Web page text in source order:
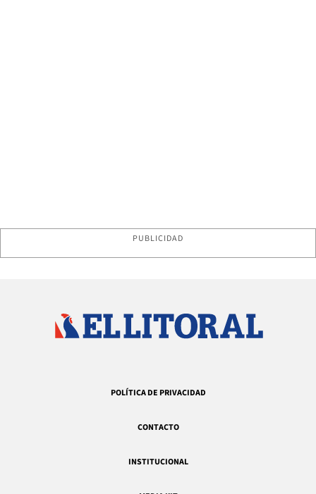
PUBLICIDAD
POLÍTICA DE PRIVACIDAD
CONTACTO
INSTITUCIONAL